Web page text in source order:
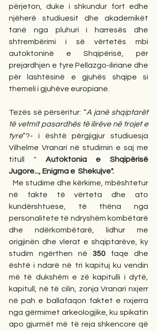
përjeton, duke i shkundur fort edhe
njëherë studiuesit dhe akademikët
tanë nga pluhuri i harresës dhe
shtrembërimi i së vërtetës mbi
autoktoninë e Shqipërisë, për
prejardhjen e tyre Pellazgo-iliriane dhe
për lashtësinë e gjuhës shqipe si
themeli i gjuhëve europiane.
Tezës së përsëritur: “A janë shqiptarët
të vetmit pasardhës të ilirëve në trojet e
tyre”?- i është përgjigjur studiuesja
Vilhelme Vranari në studimin e saj me
titull " Autoktonia e Shqipërisë
Jugore..., Enigma e Shekujve".
në fakte të vërteta dhe ato
kundërshtuese, të thëna nga
personalitete të ndryshëm kombëtarë
dhe ndërkombëtarë, lidhur me
origjinën dhe vlerat e shqiptarëve, ky
studim ngërthen në 350 faqe dhe
është i ndarë në tri kapituj ku vendin
më të dukshëm e zë kapitulli i dytë,
kapitull, në të cilin, zonja Vranari nxjerr
në pah e ballafaqon faktet e nxjerra
nga gërmimet arkeologjike, ku spikatin
apo gjurmët më të reja shkencore që